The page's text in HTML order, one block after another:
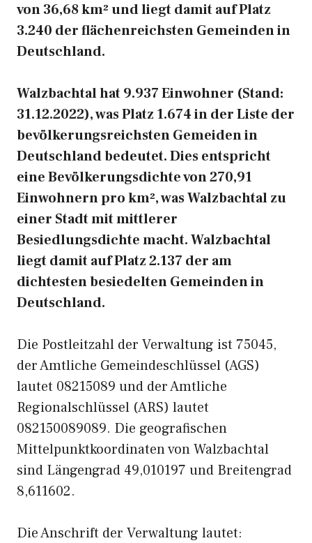
von 36,68 km² und liegt damit auf Platz
3.240 der flächenreichsten Gemeinden in
Deutschland.
Walzbachtal hat 9.937 Einwohner (Stand:
31.12.2022), was Platz 1.674 in der Liste der
bevölkerungsreichsten Gemeiden in
Deutschland bedeutet. Dies entspricht
eine Bevölkerungsdichte von 270,91
Einwohnern pro km², was Walzbachtal zu
einer Stadt mit mittlerer
Besiedlungsdichte macht. Walzbachtal
liegt damit auf Platz 2.137 der am
dichtesten besiedelten Gemeinden in
Deutschland.
Die Postleitzahl der Verwaltung ist 75045,
der Amtliche Gemeindeschlüssel (AGS)
lautet 08215089 und der Amtliche
Regionalschlüssel (ARS) lautet
082150089089. Die geografischen
Mittelpunktkoordinaten von Walzbachtal
sind Längengrad 49,010197 und Breitengrad
8,611602.
Die Anschrift der Verwaltung lautet: